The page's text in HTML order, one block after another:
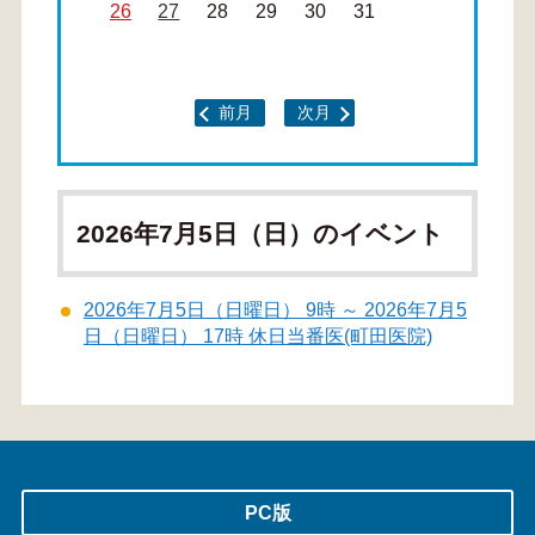
26 27 28 29 30 31
前月 次月
2026年7月5日（日）のイベント
2026年7月5日（日曜日） 9時 ～ 2026年7月5
日（日曜日） 17時 休日当番医(町田医院)
PC版